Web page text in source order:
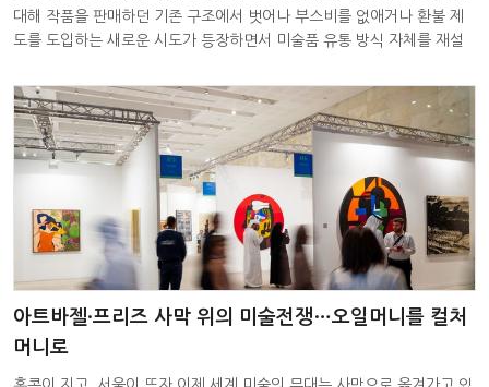
대해 작품을 판매하던 기존 구조에서 벗어나 부스비를 없애거나 환불 제
도를 도입하는 새로운 시도가 등장하면서 미술품 유통 방식 자체를 재설
아트바젤·프리즈 사막 위의 미술전쟁…오일머니를 컬처
머니로